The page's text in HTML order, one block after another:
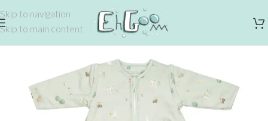
Skip to navigation
Skip to main content